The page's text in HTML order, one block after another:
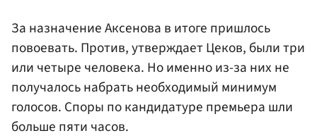
За назначение Аксенова в итоге пришлось
повоевать. Против, утверждает Цеков, были три
или четыре человека. Но именно из-за них не
получалось набрать необходимый минимум
голосов. Споры по кандидатуре премьера шли
больше пяти часов.